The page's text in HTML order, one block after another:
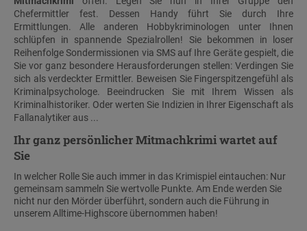
Chefermittler fest. Dessen Handy führt Sie durch Ihre
Ermittlungen. Alle anderen Hobbykriminologen unter Ihnen
schlüpfen in spannende Spezialrollen! Sie bekommen in loser
Reihenfolge Sondermissionen via SMS auf Ihre Geräte gespielt, die
Sie vor ganz besondere Herausforderungen stellen: Verdingen Sie
sich als verdeckter Ermittler. Beweisen Sie Fingerspitzengefühl als
Kriminalpsychologe. Beeindrucken Sie mit Ihrem Wissen als
Kriminalhistoriker. Oder werten Sie Indizien in Ihrer Eigenschaft als
Fallanalytiker aus ...
Ihr ganz persönlicherMitmachkrimiwartet auf
Sie
In welcher Rolle Sie auch immer in das Krimispiel eintauchen: Nur
gemeinsam sammeln Sie wertvolle Punkte. Am Ende werden Sie
nicht nur den Mörder überführt, sondern auch die Führung in
unserem Alltime-Highscore übernommen haben!